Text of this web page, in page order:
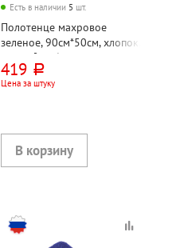
Есть в наличии 5 шт.
Полотенце махровое
зеленое, 90см*50см, хлопок,
380г⁄м², Узбекистан
419 руб.
Цена за штуку